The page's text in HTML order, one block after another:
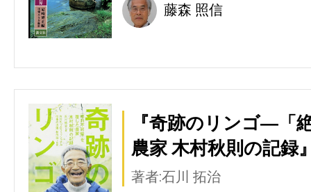
藤森 照信
『奇跡のリンゴ―「
農家 木村秋則の記録
著者:石川 拓治